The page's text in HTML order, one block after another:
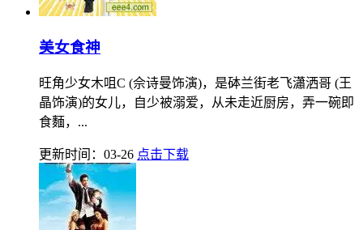
美女食神
旺角少女木咀C (佘诗曼饰演)，是砵兰街老飞瀟洒哥 (王
晶饰演)的女儿，自少被溺爱，从未走近厨房，弄一碗即
食麵，...
更新时间：03-26 点击下载